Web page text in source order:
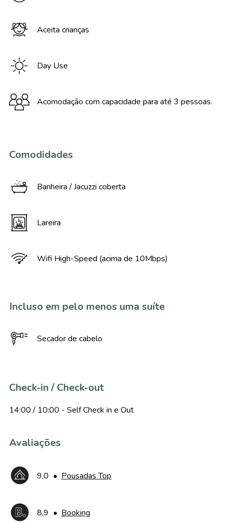
Aceita crianças
Day Use
Acomodação com capacidade para até 3 pessoas.
Comodidades
Banheira / Jacuzzi coberta
Lareira
Wifi High-Speed (acima de 10Mbps)
Incluso em pelo menos uma suíte
Secador de cabelo
Check-in / Check-out
14:00 / 10:00 - Self Check in e Out
Avaliações
9,0 • Pousadas Top
8,9 • Booking